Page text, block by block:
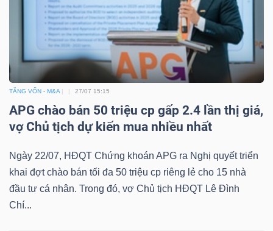
TĂNG VỐN - M&A 27/07 15:15
APG chào bán 50 triệu cp gấp 2.4 lần thị giá,
vợ Chủ tịch dự kiến mua nhiều nhất
Ngày 22/07, HĐQT Chứng khoán APG ra Nghị quyết triển
khai đợt chào bán tối đa 50 triệu cp riêng lẻ cho 15 nhà
đầu tư cá nhân. Trong đó, vợ Chủ tịch HĐQT Lê Đình
Chí...